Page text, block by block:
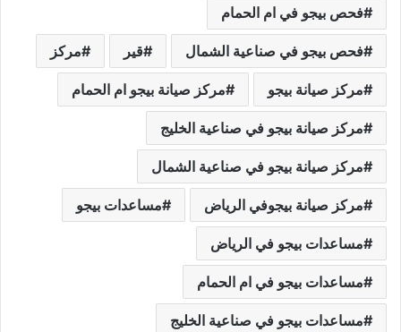
فحص بيجو في ام الحمام
فحص بيجو في صناعية الشمال قير مركز
مركز صيانة بيجو مركز صيانة بيجو ام الحمام
مركز صيانة بيجو في صناعية الخليج
مركز صيانة بيجو في صناعية الشمال
مركز صيانة بيجوفي الرياض مساعدات بيجو
مساعدات بيجو في الرياض
مساعدات بيجو في ام الحمام
مساعدات بيجو في صناعية الخليج